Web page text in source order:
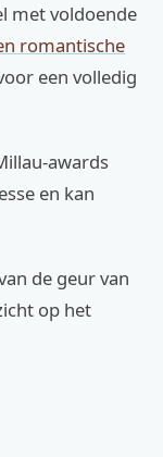
met voldoende
romantische
een volledig
awards
en kan
de geur van
op het